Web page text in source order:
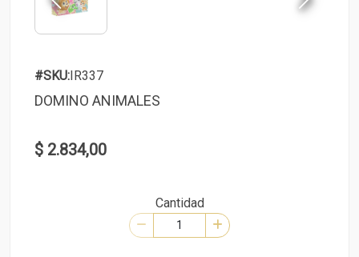
#SKU:IR337
DOMINO ANIMALES
$ 2.834,00
Cantidad